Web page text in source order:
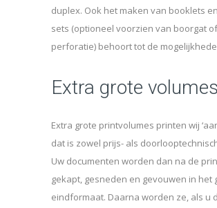
duplex. Ook het maken van booklets
sets (optioneel voorzien van boorgat of
perforatie) behoort tot de
Extra grote volumes
Extra grote printvolumes printen wij
dat is zowel prijs- als
Uw documenten worden dan na de
gekapt, gesneden en gevouwen in het
eindformaat. Daarna worden ze, als u